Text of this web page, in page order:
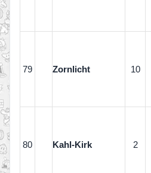
79 Zornlicht 10
80 Kahl-Kirk 2